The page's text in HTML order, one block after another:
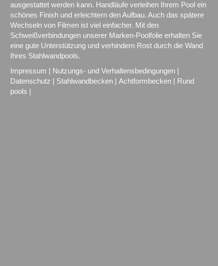
ausgestattet werden kann. Handläufe verleihen Ihrem Pool ein
schönes Finish und erleichtern den Aufbau. Auch das spätere
Wechseln von Filmen ist viel einfacher. Mit den
Schweißverbindungen unserer Marken-Poolfolie erhalten Sie
eine gute Unterstützung und verhindern Rost durch die Wand
Ihres Stahlwandpools.
Impressum
Nutzungs- und Verhaltensbedingungen
Datenschutz
Stahlwandbecken Achtformbecken
Rund
pools